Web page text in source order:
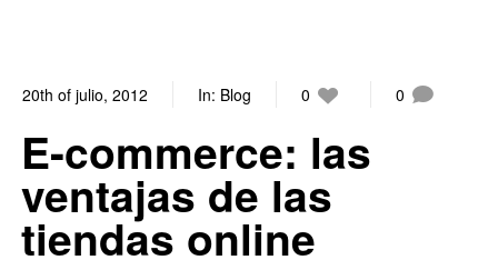
20th of julio, 2012 In: Blog 0 0
E-commerce: las
ventajas de las
tiendas online